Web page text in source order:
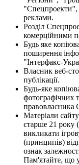
"Спецпроекти",
реклами.
Розділ
комерційними
Будь яке
поширення
"Інтерфакс-
Власник веб-
публікації.
Будь-яке
фотографічних
правовласника
Матеріали
старше 21 року
викликати
(принципів)
ознак
Пам'ятайте, що